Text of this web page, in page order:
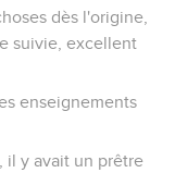
dès l'origine,
suivie, excellent
enseignements
il y avait un prêtre